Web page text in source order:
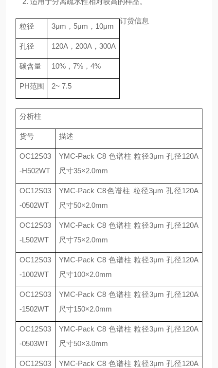
粒径 3μm ， 5μm ， 10μm
孔径 120A ， 200A ， 300A
碳含量 10% ， 7% ， 4%
PH范围 2~ 7.5
订货信息
分析柱
货号 描述
OC12S03
-H502WT
YMC-Pack C8 色谱柱 粒径3μm孔径120A
尺寸35×2.0mm
OC12S03
-0502WT
YMC-Pack C8色谱柱 粒径3μm孔径120A
尺寸50×2.0mm
OC12S03
-L502WT
YMC-Pack C8 色谱柱 粒径3μm孔径120A
尺寸75×2.0mm
OC12S03
-1002WT
YMC-Pack C8 色谱柱 粒径3μm孔径120A
尺寸100×2.0mm
OC12S03
-1502WT
YMC-Pack C8 色谱柱 粒径3μm孔径120A
尺寸150×2.0mm
OC12S03
-0503WT
YMC-Pack C8 色谱柱 粒径3μm孔径120A
尺寸50×3.0mm
OC12S03
YMC-Pack C8 色谱柱 粒径3μm孔径120A